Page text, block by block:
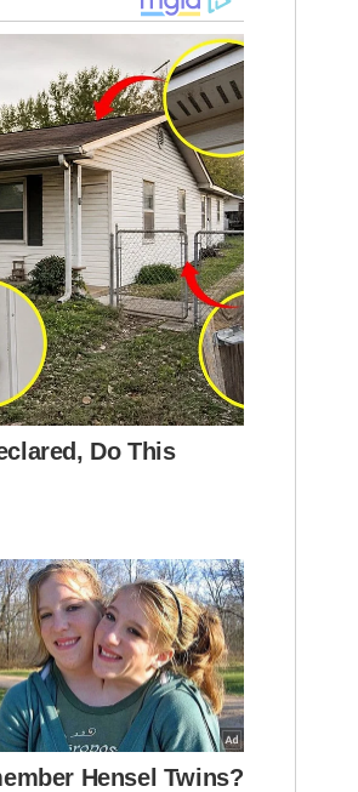
menimbulkan persoalan
(PDRM) berhubung
bebas, Dr Zakir Naik yang
berceramah di negara ini.
susulan
Dr Zakir ada
Parlimen di
Datuk Dr Mohd
bersedia kembali
DAP yang
dalam Parlimen,
keagamaan yang